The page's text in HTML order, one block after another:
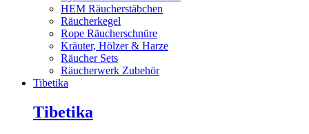
HEM Räucherstäbchen
Räucherkegel
Rope Räucherschnüre
Kräuter, Hölzer & Harze
Räucher Sets
Räucherwerk Zubehör
Tibetika
Tibetika